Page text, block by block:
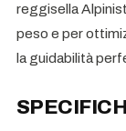
reggisella
peso e per
la guidabilità